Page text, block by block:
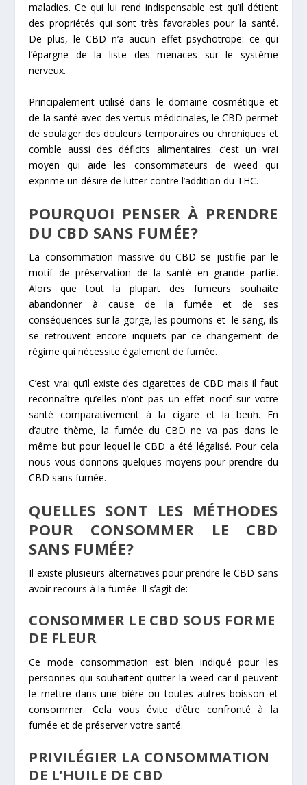
maladies. Ce qui lui rend indispensable est qu’il détient
des propriétés qui sont très favorables pour la santé.
De plus, le CBD n’a aucun effet psychotrope: ce qui
l’épargne de la liste des menaces sur le système
nerveux.
Principalement utilisé dans le domaine cosmétique et
de la santé avec des vertus médicinales, le CBD permet
de soulager des douleurs temporaires ou chroniques et
comble aussi des déficits alimentaires: c’est un vrai
moyen qui aide les consommateurs de weed qui
exprime un désire de lutter contre l’addition du THC.
POURQUOI PENSER À PRENDRE
DU CBD SANS FUMÉE?
La consommation massive du CBD se justifie par le
motif de préservation de la santé en grande partie.
Alors que tout la plupart des fumeurs souhaite
abandonner à cause de la fumée et de ses
conséquences sur la gorge, les poumons et le sang, ils
se retrouvent encore inquiets par ce changement de
régime qui nécessite également de fumée.
C’est vrai qu’il existe des cigarettes de CBD mais il faut
reconnaître qu’elles n’ont pas un effet nocif sur votre
santé comparativement à la cigare et la beuh. En
d’autre thème, la fumée du CBD ne va pas dans le
même but pour lequel le CBD a été légalisé. Pour cela
nous vous donnons quelques moyens pour prendre du
CBD sans fumée.
QUELLES SONT LES MÉTHODES
POUR CONSOMMER LE CBD
SANS FUMÉE?
Il existe plusieurs alternatives pour prendre le CBD sans
avoir recours à la fumée. Il s’agit de:
CONSOMMER LE CBD SOUS FORME
DE FLEUR
Ce mode consommation est bien indiqué pour les
personnes qui souhaitent quitter la weed car il peuvent
le mettre dans une bière ou toutes autres boisson et
consommer. Cela vous évite d’être confronté à la
fumée et de préserver votre santé.
PRIVILÉGIER LA CONSOMMATION
DE L’HUILE DE CBD